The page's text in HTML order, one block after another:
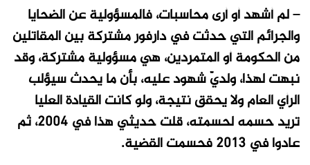
– لم أشهد أو أرى محاسبات، فالمسؤولية عن الضحايا
والجرائم التي حدثت في دارفور مشتركة بين المقاتلين
من الحكومة أو المتمردين، هي مسؤولية مشتركة، وقد
نبهت لهذا، ولديّ شهود عليه، بأن ما يحدث سيؤلب
الرأي العام ولا يحقق نتيجة، ولو كانت القيادة العليا
تريد حسمه لحسمته، قلت حديثي هذا في 2004، ثم
عادوا في 2013 فحسمت القضية.